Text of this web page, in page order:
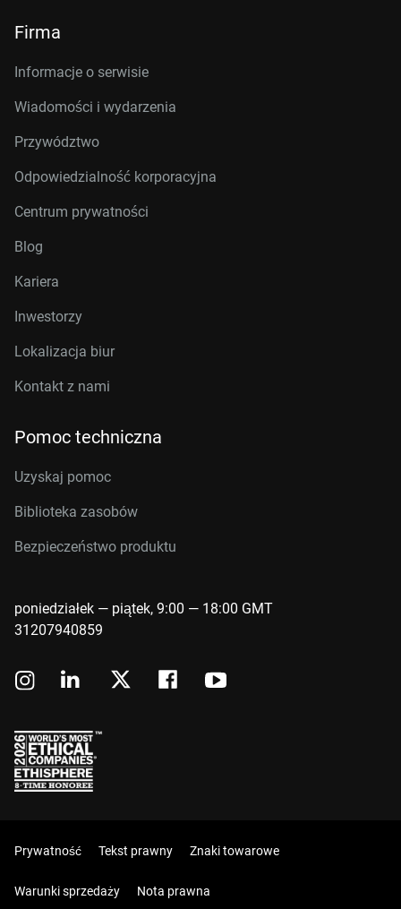
Firma
Informacje o serwisie
Wiadomości i wydarzenia
Przywództwo
Odpowiedzialność korporacyjna
Centrum prywatności
Blog
Kariera
Inwestorzy
Lokalizacja biur
Kontakt z nami
Pomoc techniczna
Uzyskaj pomoc
Biblioteka zasobów
Bezpieczeństwo produktu
poniedziałek — piątek, 9:00 — 18:00 GMT
31207940859
Prywatność Tekst prawny Znaki towarowe
Warunki sprzedaży Nota prawna